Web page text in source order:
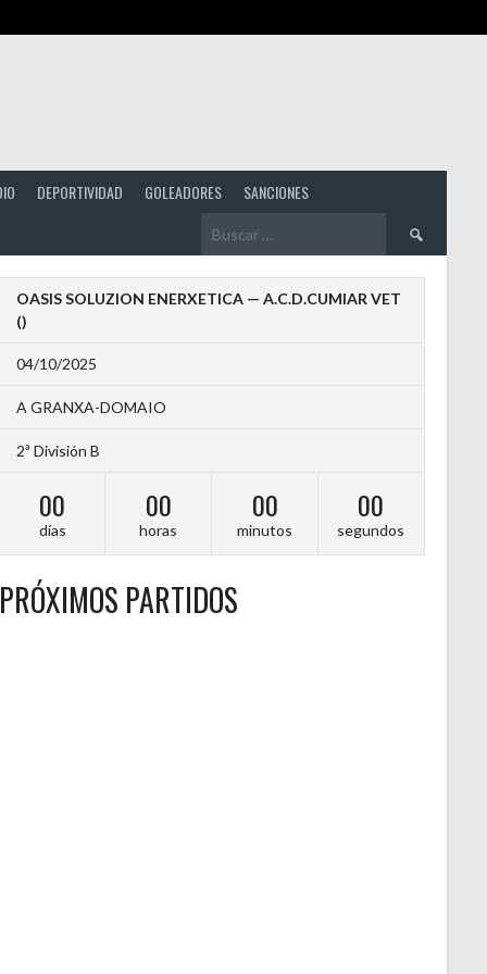
DEPORTIVIDAD GOLEADORES SANCIONES
Buscar:
OASIS SOLUZION ENERXETICA — A.C.D.CUMIAR VET
()
04/10/2025
A GRANXA-DOMAIO
2ª División B
00
días
00
horas
00
minutos
00
segundos
PRÓXIMOS PARTIDOS